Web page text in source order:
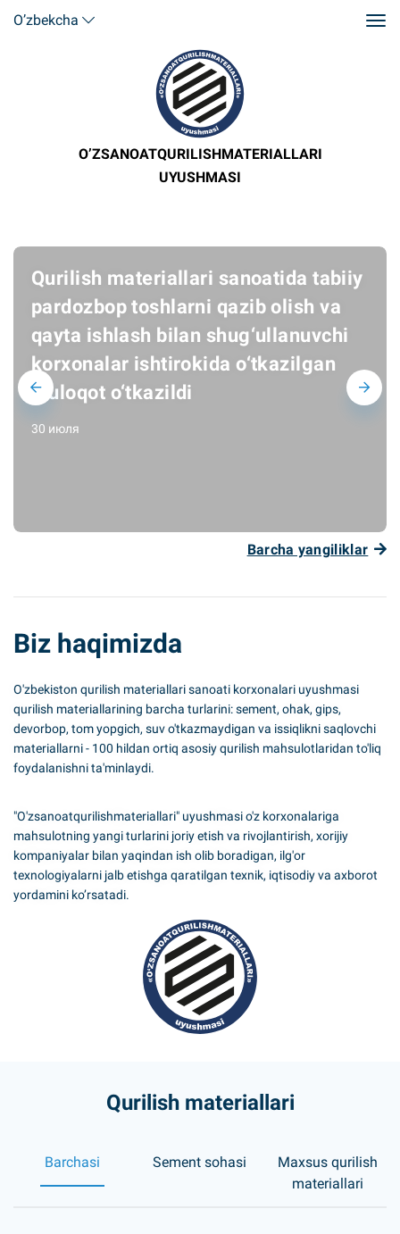
O’zbekcha
O’ZSANOATQURILISHMATERIALLARI
UYUSHMASI
Qurilish materiallari sanoatida tabiiy
pardozbop toshlarni qazib olish va
qayta ishlash bilan shug‘ullanuvchi
korxonalar ishtirokida o‘tkazilgan
muloqot o‘tkazildi
30 июля
Barcha yangiliklar
Biz haqimizda
O'zbekiston qurilish materiallari sanoati korxonalari uyushmasi
qurilish materiallarining barcha turlarini: sement, ohak, gips,
devorbop, tom yopgich, suv o'tkazmaydigan va issiqlikni saqlovchi
materiallarni - 100 hildan ortiq asosiy qurilish mahsulotlaridan to'liq
foydalanishni ta'minlaydi.
"O'zsanoatqurilishmateriallari" uyushmasi o'z korxonalariga
mahsulotning yangi turlarini joriy etish va rivojlantirish, xorijiy
kompaniyalar bilan yaqindan ish olib boradigan, ilg'or
texnologiyalarni jalb etishga qaratilgan texnik, iqtisodiy va axborot
yordamini ko’rsatadi.
Qurilish materiallari
Barchasi Sement sohasi
Maxsus qurilish
materiallari